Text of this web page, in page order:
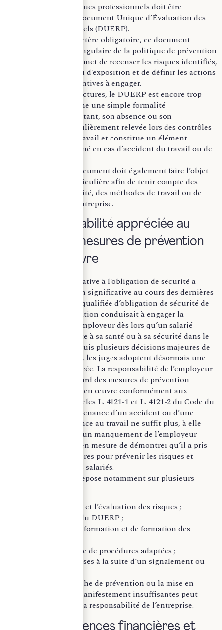
L’évaluation des risques professionnels doit être
formalisée dans le Document Unique d’Évaluation des
Risques Professionnels (DUERP).
Au-delà de son caractère obligatoire, ce document
constitue la pierre angulaire de la politique de prévention
de l’entreprise. Il permet de recenser les risques identifiés,
d’évaluer leur niveau d’exposition et de définir les actions
correctives ou préventives à engager.
Dans les petites structures, le DUERP est encore trop
souvent perçu comme une simple formalité
administrative. Pourtant, son absence ou son
insuffisance est régulièrement relevée lors des contrôles
de l’inspection du travail et constitue un élément
fréquemment examiné en cas d’accident du travail ou de
La mise à jour du document doit également faire l’objet
d’une attention particulière afin de tenir compte des
évolutions de l’activité, des méthodes de travail ou de
l’organisation de l’entreprise.
Une responsabilité appréciée au
regard des mesures de prévention
mises en œuvre
La jurisprudence relative à l’obligation de sécurité a
connu une évolution significative au cours des dernières
années. Longtemps qualifiée d’obligation de sécurité de
résultat, cette obligation conduisait à engager la
responsabilité de l’employeur dès lors qu’un salarié
subissait une atteinte à sa santé ou à sa sécurité dans le
cadre du travail. Depuis plusieurs décisions majeures de
la Cour de cassation, les juges adoptent désormais une
approche plus nuancée. La responsabilité de l’employeur
est appréciée au regard des mesures de prévention
effectivement mises en œuvre conformément aux
dispositions des articles L. 4121-1 et L. 4121-2 du Code du
travail. Ainsi, la survenance d’un accident ou d’une
situation de souffrance au travail ne suffit plus, à elle
seule, à caractériser un manquement de l’employeur
lorsque celui-ci est en mesure de démontrer qu’il a pris
les mesures nécessaires pour prévenir les risques et
protéger la santé des salariés.
Cette appréciation repose notamment sur plusieurs
l’identification et l’évaluation des risques ;
la mise à jour du DUERP ;
les actions d’information et de formation des
la mise en place de procédures adaptées ;
les mesures prises à la suite d’un signalement ou
L’absence de démarche de prévention ou la mise en
œuvre de mesures manifestement insuffisantes peut
conduire à engager la responsabilité de l’entreprise.
Des conséquences financières et